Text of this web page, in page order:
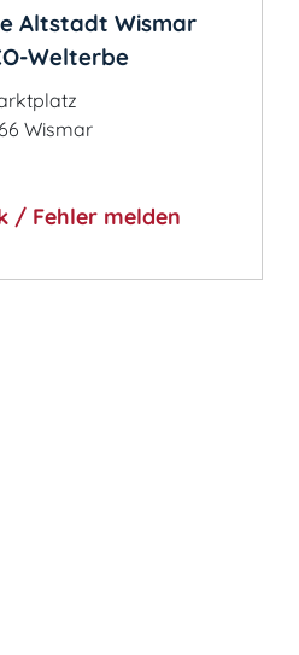
Altstadt Wismar
Welterbe
Wismar
/ Fehler melden